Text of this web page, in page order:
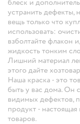
блеск и
устранить дефекты,
вещь только что
использовать:
взболтайте флакон
жидкость тонким
Лишний материал
этого дайте
Наша краска - это
быть у вас дома. Он
видимых дефектов,
продукт -
товаров.